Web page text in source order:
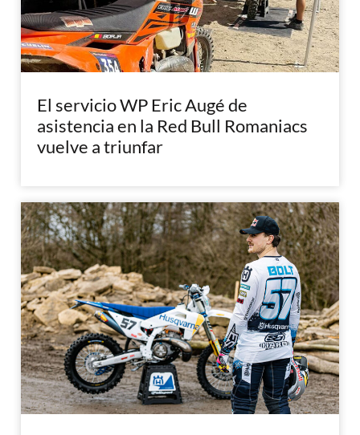
El servicio WP Eric Augé de
asistencia en la Red Bull Romaniacs
vuelve a triunfar